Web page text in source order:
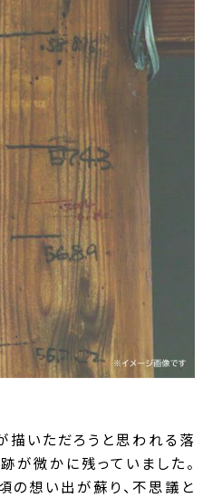
描いただろうと思われる落
が微かに残っていました。
の想い出が蘇り、不思議と